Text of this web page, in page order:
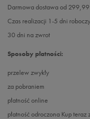
Darmowa dostawa od 299,99
Czas realizacji 1-5 dni
30 dni na zwrot
Sposoby płatności:
przelew zwykły
za pobraniem
płatność online
płatność odroczona Kup